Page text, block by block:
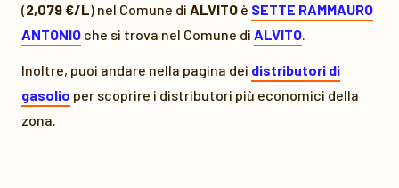
(2,079 €/L) nel Comune di ALVITO è SETTE RAMMAURO
ANTONIO che si trova nel Comune di ALVITO.
Inoltre, puoi andare nella pagina dei distributori di
gasolio per scoprire i distributori più economici della
zona.